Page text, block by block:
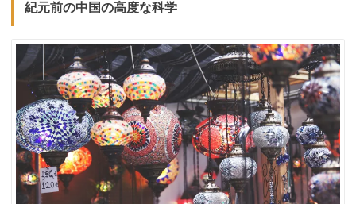
紀元前の中国の高度な科学